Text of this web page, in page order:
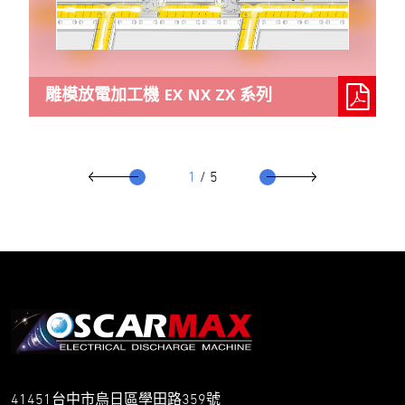
雕模放電加工機 EX NX ZX 系列
1 / 5
41451台中市烏日區學田路359號